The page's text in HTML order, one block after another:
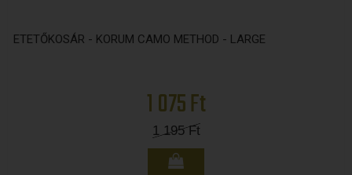
ETETŐKOSÁR - KORUM CAMO METHOD - LARGE
1 075 Ft
1 195Ft